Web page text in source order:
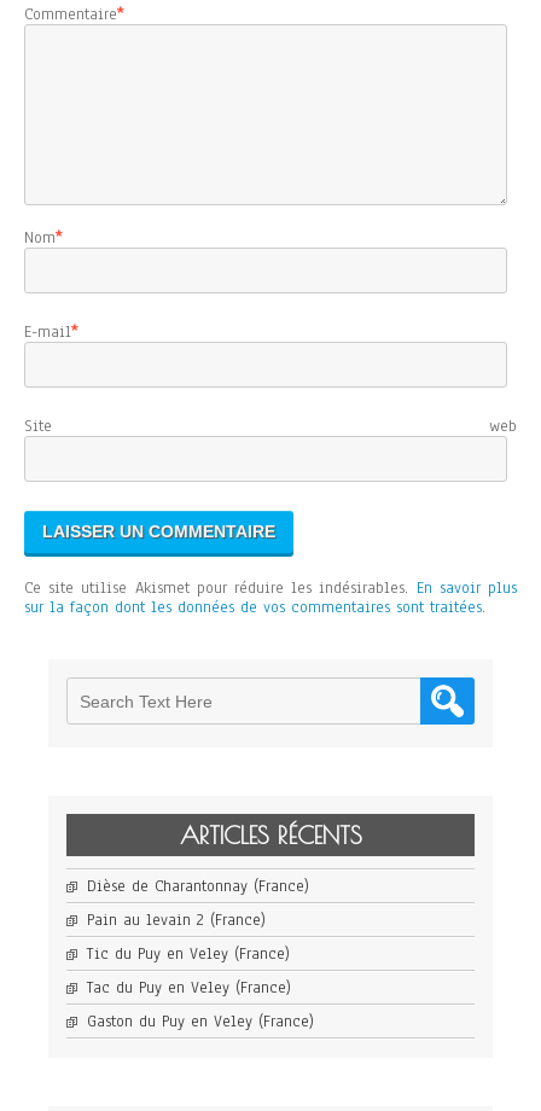
Commentaire*
Nom*
E-mail*
Site web
Ce site utilise Akismet pour réduire les indésirables. En savoir plus
sur la façon dont les données de vos commentaires sont traitées.
ARTICLES RÉCENTS
Dièse de Charantonnay (France)
Pain au levain 2 (France)
Tic du Puy en Veley (France)
Tac du Puy en Veley (France)
Gaston du Puy en Veley (France)